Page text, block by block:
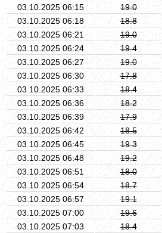
03.10.2025 06:15 19.0
03.10.2025 06:18
18.8
03.10.2025 06:21
19.0
03.10.2025 06:24
19.4
03.10.2025 06:27
19.0
03.10.2025 06:30
17.8
03.10.2025 06:33
18.4
03.10.2025 06:36
18.2
03.10.2025 06:39
17.9
03.10.2025 06:42
18.5
03.10.2025 06:45
19.3
03.10.2025 06:48
19.2
03.10.2025 06:51
18.0
03.10.2025 06:54
18.7
03.10.2025 06:57
19.1
03.10.2025 07:00
19.6
03.10.2025 07:03
18.4